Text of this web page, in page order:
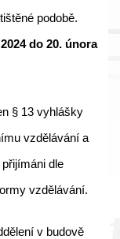
podobě.
do 20. února
§ 13 vyhlášky
vzdělávání a
dle
vzdělávání.
v budově